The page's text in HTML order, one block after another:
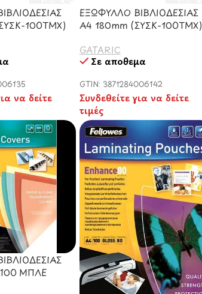
100ΤΜΧ)
να δείτε
ΕΞΩΦΥΛΛΟ ΒΙΒΛΙΟΔΕΣΙΑΣ
Α4 180mm (ΣΥΣΚ-100ΤΜΧ)
GATARIC
Σε απόθεμα
GTIN: 3871284006142
Συνδεθείτε για να δείτε
τιμές
ΜΠΛΕ